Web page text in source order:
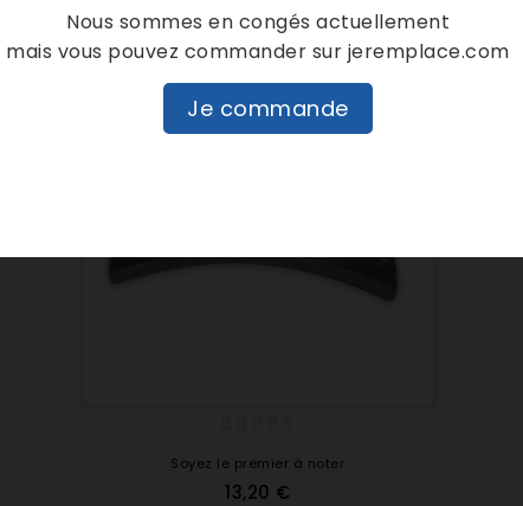
Soyez le premier à noter
13,20 €
Nous sommes en congés actuellement
mais vous pouvez commander sur jeremplace.com
Je commande